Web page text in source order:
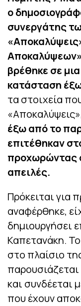
ο
συνεργάτης
βρέθηκε σε
κατάσταση
τα στοιχεία
έξω από το
επιτέθηκαν
προχωρώντας
απειλές.
Πρόκειται
αναφέρθηκε,
δημιουργήσει
Καπετανάκη.
στο πλαίσιο
παρουσιάζεται
και συνδέεται
που έχουν